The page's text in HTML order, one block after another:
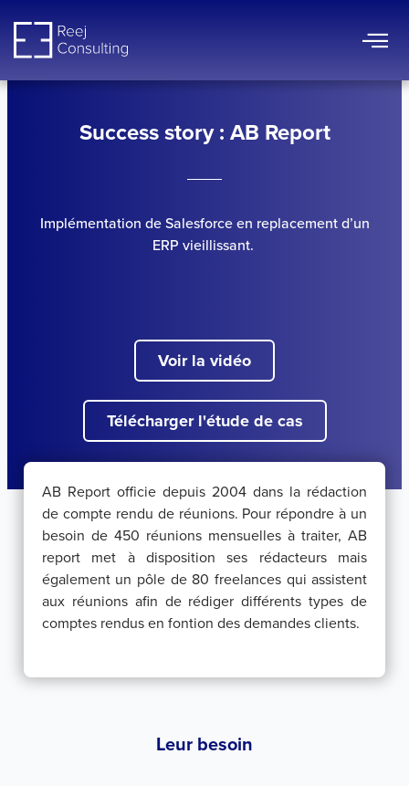
contenu
Success story : AB Report
Implémentation de Salesforce en replacement d’un
ERP vieillissant.
Voir la vidéo
Télécharger l'étude de cas
AB Report officie depuis 2004 dans la rédaction
de compte rendu de réunions. Pour répondre à un
besoin de 450 réunions mensuelles à traiter, AB
report met à disposition ses rédacteurs mais
également un pôle de 80 freelances qui assistent
aux réunions afin de rédiger différents types de
comptes rendus en fontion des demandes clients.
Leur besoin